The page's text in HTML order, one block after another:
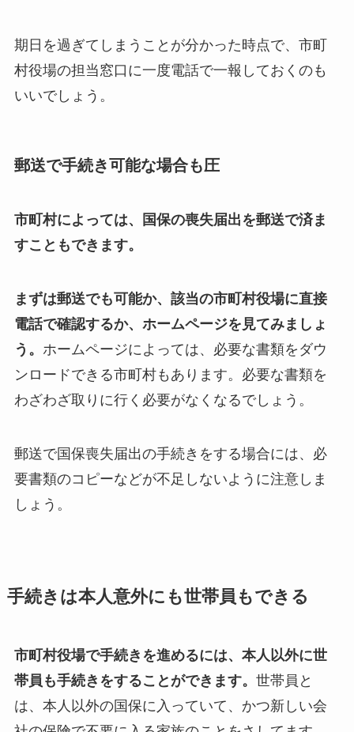
期日を過ぎてしまうことが分かった時点で、市町
村役場の担当窓口に一度電話で一報しておくのも
いいでしょう。
郵送で手続き可能な場合も圧
市町村によっては、国保の喪失届出を郵送で済ま
すこともできます。
まずは郵送でも可能か、該当の市町村役場に直接
電話で確認するか、ホームページを見てみましょ
う。 ホームページによっては、必要な書類をダウ
ンロードできる市町村もあります。必要な書類を
わざわざ取りに行く必要がなくなるでしょう。
郵送で国保喪失届出の手続きをする場合には、必
要書類のコピーなどが不足しないように注意しま
しょう。
手続きは本人意外にも世帯員もできる
市町村役場で手続きを進めるには、本人以外に世
帯員も手続きをすることができます。 世帯員と
は、本人以外の国保に入っていて、かつ新しい会